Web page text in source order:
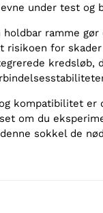
under test og
ramme
risikoen for
kredsløb,
kompatibilitet
om du
sokkel de